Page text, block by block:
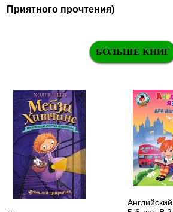
Приятного прочтения)
БОЛЬШЕ КНИГ